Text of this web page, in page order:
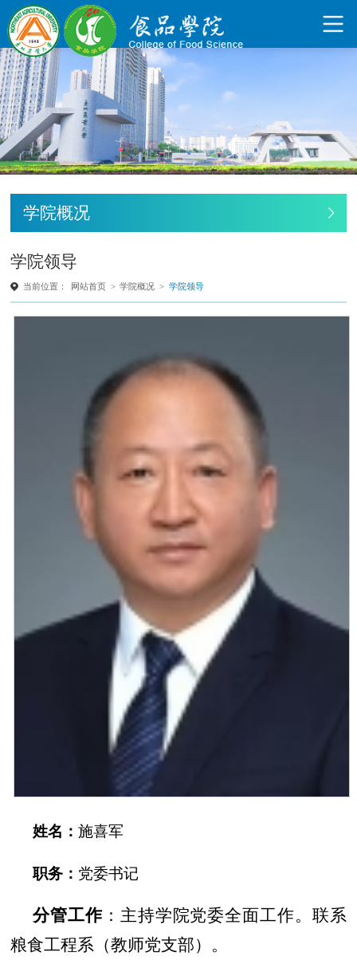
学院概况
学院领导
当前位置： 网站首页 > 学院概况 > 学院领导
姓名：施喜军
职务： 党委书记
分管工作 ： 主持学院党委全面工作。联系
粮食工程系（教师党支部）。